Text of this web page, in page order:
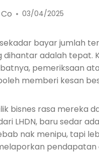
03/04/2025
bayar jumlah
dihantar adalah tepat.
pemeriksaan
memberi kesan
bisnes rasa mereka
LHDN, baru sedar
nak menipu, tapi
pendapatan